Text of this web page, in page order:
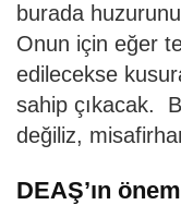
burada
Onun için eğer
edilecekse
sahip çıkacak.
değiliz,
DEAŞ’ın